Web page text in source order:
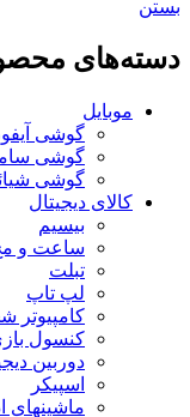
بستن
دسته‌های
موبایل
گوشی
گوشی
گوشی
کالای دیجیتال
بیسیم
ساعت و
تبلت
لپ تاپ
کنسول
دوربین
اسپیکر
ماشینهای